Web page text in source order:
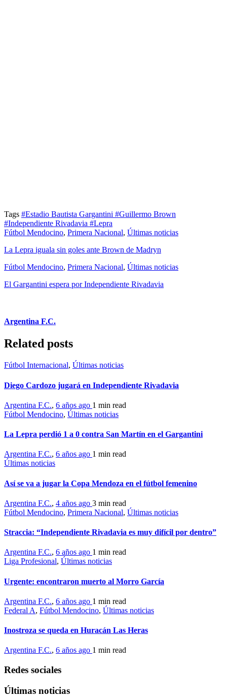
Tags #Estadio Bautista Gargantini #Guillermo Brown
#Independiente Rivadavia #Lepra
Fútbol Mendocino, Primera Nacional, Últimas noticias
La Lepra iguala sin goles ante Brown de Madryn
Fútbol Mendocino, Primera Nacional, Últimas noticias
El Gargantini espera por Independiente Rivadavia
Argentina F.C.
Related posts
Fútbol Internacional, Últimas noticias
Diego Cardozo jugará en Independiente Rivadavia
Argentina F.C., 6 años ago 1 min read
Fútbol Mendocino, Últimas noticias
La Lepra perdió 1 a 0 contra San Martín en el Gargantini
Argentina F.C., 6 años ago 1 min read
Últimas noticias
Así se va a jugar la Copa Mendoza en el fútbol femenino
Argentina F.C., 4 años ago 3 min read
Fútbol Mendocino, Primera Nacional, Últimas noticias
Straccia: “Independiente Rivadavia es muy difícil por dentro”
Argentina F.C., 6 años ago 1 min read
Liga Profesional, Últimas noticias
Urgente: encontraron muerto al Morro García
Argentina F.C., 6 años ago 1 min read
Federal A, Fútbol Mendocino, Últimas noticias
Inostroza se queda en Huracán Las Heras
Argentina F.C., 6 años ago 1 min read
Redes sociales
Últimas noticias